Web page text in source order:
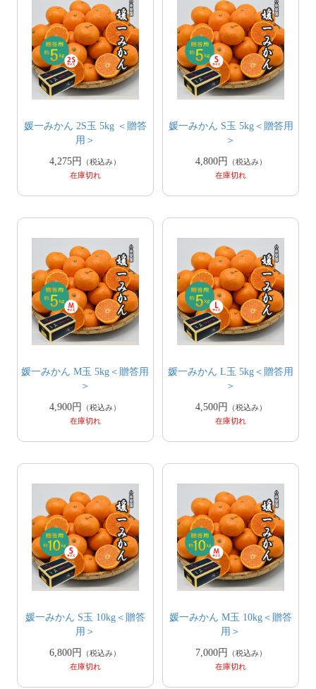
媛一みかん 2S玉 5kg ＜贈答
用＞
4,275円
（税込み）
在庫切れ
媛一みかん S玉 5kg＜贈答用
＞
4,800円
（税込み）
在庫切れ
媛一みかん M玉 5kg＜贈答用
＞
4,900円
（税込み）
在庫切れ
媛一みかん L玉 5kg＜贈答用
＞
4,500円
（税込み）
在庫切れ
媛一みかん S玉 10kg＜贈答
用＞
6,800円
（税込み）
在庫切れ
媛一みかん M玉 10kg＜贈答
用＞
7,000円
（税込み）
在庫切れ